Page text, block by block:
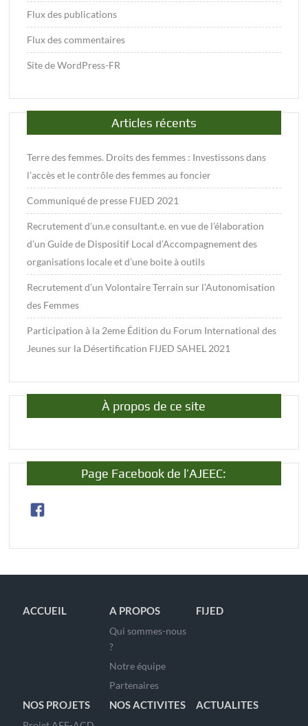
Flux des publications
Flux des commentaires
Site de WordPress-FR
Articles récents
Terre des femmes. Droits des femmes : Investissons dans
l’accès et le contrôle des femmes au foncier
Communiqué de presse FIJED 2021
Recrutement d’un.e consultant.e. en vue de l’élaboration
d’un Guide de Dispositif Local d’Accompagnement des
organisations locale et d’une boite à outils
Recrutement d’un Volontaire Terrain sur l’Autonomisation
des Femmes
Participation à la 2eme Édition du Forum International des
Jeunes sur la Désertification FIJED SAHEL 2021
À propos de ce site
Page Facebook de l’AJEEC:
ACCUEIL A PROPOS
Qui sommes-nous
?
Notre équipe
Partenaires
FIJED
NOS PROJETS NOS ACTIVITES ACTUALITES